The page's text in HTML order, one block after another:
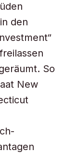
den
So
New